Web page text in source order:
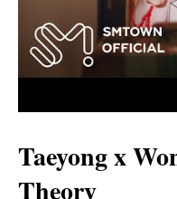
Taeyong x
Theory